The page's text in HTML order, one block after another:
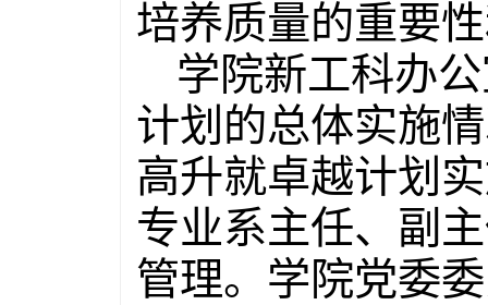
培养质量的重要
学院新工科办
计划的总体实施
高升就卓越计划
专业系主任、副
管理。学院党委